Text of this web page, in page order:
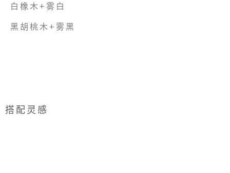
白橡木+雾白
黑胡桃木+雾黑
搭配灵感